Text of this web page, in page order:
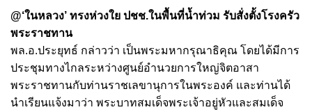
@‘ในหลวง’ ทรงห่วงใย ปชช.ในพื้นที่น้ำท่วม รับสั่งตั้งโรงครัว
พระราชทาน
พล.อ.ประยุทธ์ กล่าวว่า เป็นพระมหากรุณาธิคุณ โดยได้มีการ
ประชุมทางไกลระหว่างศูนย์อำนวยการใหญ่จิตอาสา
พระราชทานกับท่านราชเลขานุการในพระองค์ และท่านได้
นำเรียนแจ้งมาว่า พระบาทสมเด็จพระเจ้าอยู่หัวและสมเด็จ